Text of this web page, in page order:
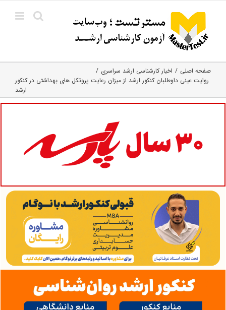
content
صفحه اصلی
اخبار کارشناسی ارشد سراسری
روایت عینی داوطلبان کنکور ارشد از میزان رعایت پروتکل های بهداشتی در کنکور
ارشد